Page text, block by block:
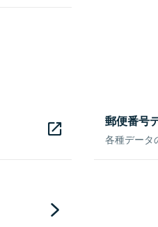
郵便番号
各種データ